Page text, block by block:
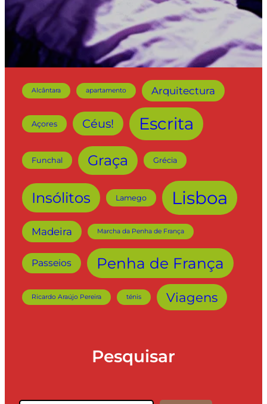
Alcântara apartamento Arquitectura
Açores Céus! Escrita
Funchal Graça Grécia
Insólitos Lamego Lisboa
Madeira Marcha da Penha de França
Passeios Penha de França
Ricardo Araújo Pereira ténis Viagens
Pesquisar